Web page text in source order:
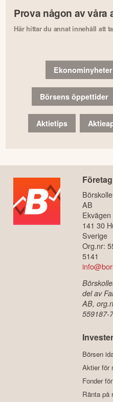
Prova någon av våra
Här hittar du annat innehåll att
Ekonominyheter
Börsens öppettider
Aktietips
Företag
AB
Ekvägen
141 30
Sverige
Org.nr:
5141
del av
AB,
559187-
Börsen
Aktier för
Fonder
Ränta på